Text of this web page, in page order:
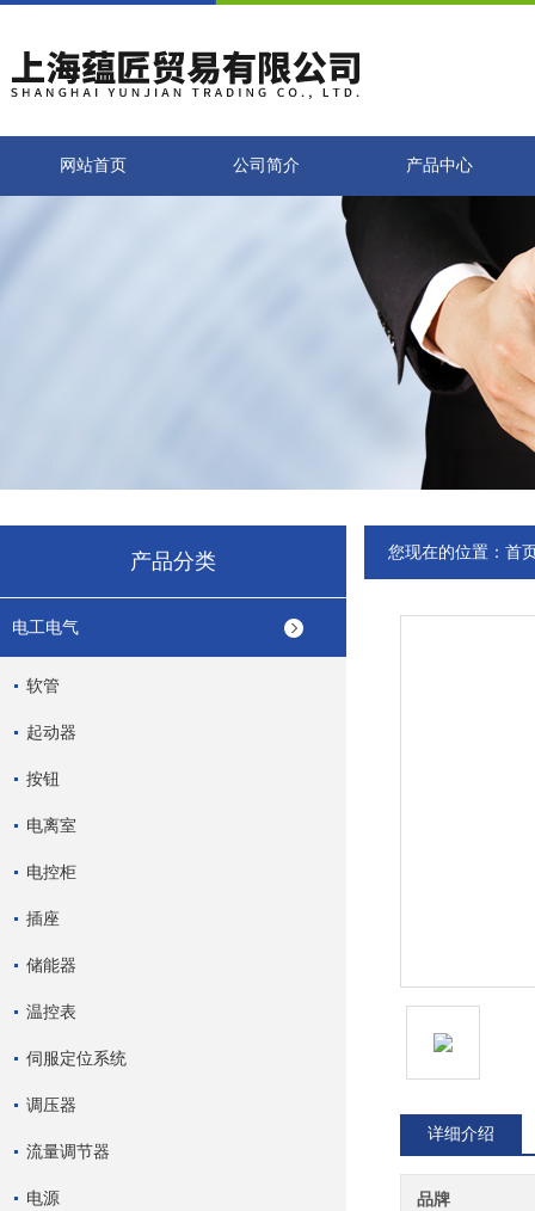
网站首页 公司简介 产品中心
产品分类
电工电气
软管
起动器
按钮
电离室
电控柜
插座
储能器
温控表
伺服定位系统
调压器
流量调节器
电源
您现在的位置： 首
详细介绍
品牌